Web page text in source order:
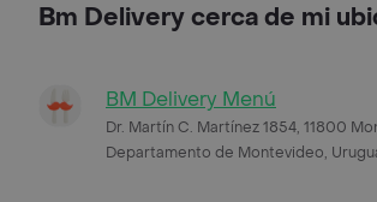
Bm Delivery cerca de mi
BM Delivery Menú
Dr. Martín C. Martínez 1854, 11800
Departamento de Montevideo,